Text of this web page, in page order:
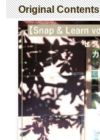
Original Contents